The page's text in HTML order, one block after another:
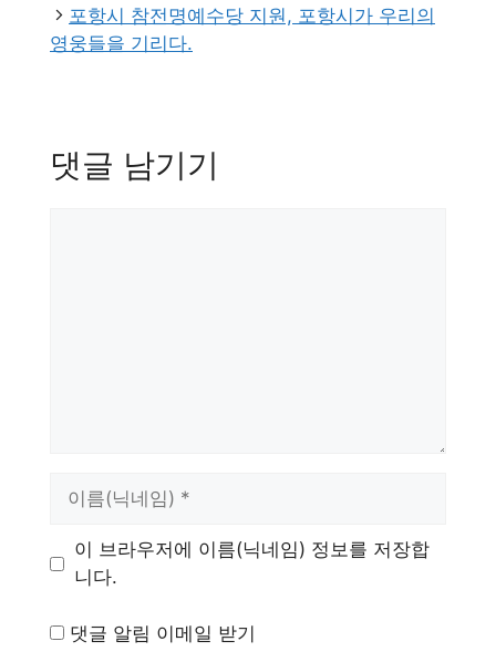
포항시 참전명예수당 지원, 포항시가 우리의
영웅들을 기리다.
댓글 남기기
이 브라우저에 이름(닉네임) 정보를 저장합
니다.
댓글 알림 이메일 받기